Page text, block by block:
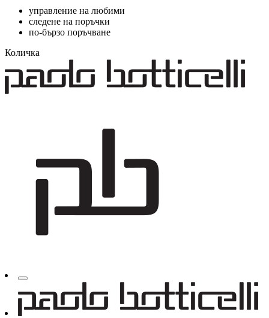
управление на любими
следене на поръчки
по-бързо поръчване
Количка